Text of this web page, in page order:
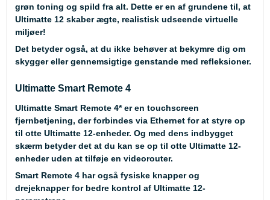
grøn toning og spild fra alt. Dette er en af grundene til, at
Ultimatte 12 skaber ægte, realistisk udseende virtuelle
miljøer!
Det betyder også, at du ikke behøver at bekymre dig om
skygger eller gennemsigtige genstande med refleksioner.
Ultimatte Smart Remote 4
Ultimatte Smart Remote 4* er en touchscreen
fjernbetjening, der forbindes via Ethernet for at styre op
til otte Ultimatte 12-enheder. Og med dens indbygget
skærm betyder det at du kan se op til otte Ultimatte 12-
enheder uden at tilføje en videorouter.
Smart Remote 4 har også fysiske knapper og
drejeknapper for bedre kontrol af Ultimatte 12-